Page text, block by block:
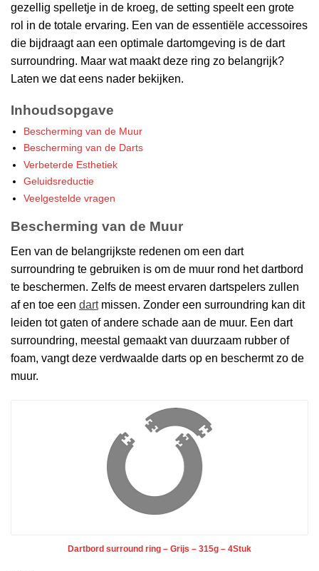
gezellig spelletje in de kroeg, de setting speelt een grote
rol in de totale ervaring. Een van de essentiële accessoires
die bijdraagt aan een optimale dartomgeving is de dart
surroundring. Maar wat maakt deze ring zo belangrijk?
Laten we dat eens nader bekijken.
Inhoudsopgave
Bescherming van de Muur
Bescherming van de Darts
Verbeterde Esthetiek
Geluidsreductie
Veelgestelde vragen
Bescherming van de Muur
Een van de belangrijkste redenen om een dart
surroundring te gebruiken is om de muur rond het dartbord
te beschermen. Zelfs de meest ervaren dartspelers zullen
af en toe een dartmissen. Zonder een surroundring kan dit
leiden tot gaten of andere schade aan de muur. Een dart
surroundring, meestal gemaakt van duurzaam rubber of
foam, vangt deze verdwaalde darts op en beschermt zo de
muur.
Dartbord surround ring – Grijs – 315g – 4Stuk